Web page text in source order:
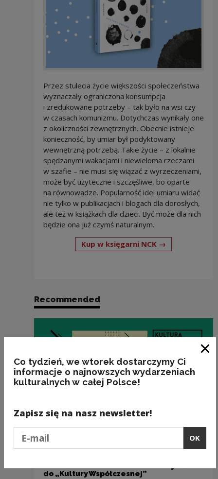
Przez stulecia życie większości społeczeństwa
wyznaczały ograniczona konsumpcja
i zredukowane potrzeby – tak było na wsi czy
w czasach komunizmu. Dotychczas wynikały one
z okoliczności zewnętrznych. Obecnie istnieje
konieczność, by umiar był podyktowany
wewnętrzną potrzebą. Takie życie – z lokalnie
spędzanymi wakacjami i niewieloma rzeczami
w szafie – nie musi się wiązać z wyrzeczeniami,
może być użyteczne i szczęśliwe, bo oparte
na równowadze. Popularność idei umiaru widać
nie tylko w publikacjach i blogach dla dorosłych,
ale też w książkach dla dzieci. Być może dla nich
będzie ona już czymś naturalnym.
Kup w księgarni NCK →
Recommended
do „Kultury Współczesnej”
Co tydzień, we wtorek dostarczymy Ci
informacje o najnowszych wydarzeniach
kulturalnych w całej Polsce!
Zapisz się na nasz newsletter!
OK